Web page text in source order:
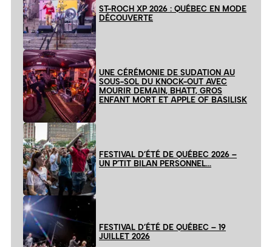
ST-ROCH XP 2026 : QUÉBEC EN MODE
DÉCOUVERTE
UNE CÉRÉMONIE DE SUDATION AU
SOUS-SOL DU KNOCK-OUT AVEC
MOURIR DEMAIN, BHATT, GROS
ENFANT MORT ET APPLE OF BASILISK
FESTIVAL D’ÉTÉ DE QUÉBEC 2026 –
UN P’TIT BILAN PERSONNEL…
FESTIVAL D’ÉTÉ DE QUÉBEC – 19
JUILLET 2026